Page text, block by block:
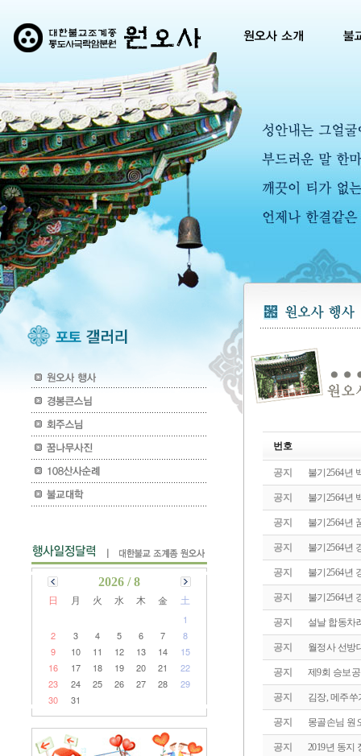
2026 / 8
日 月 火 水 木 金 土
1
2
3 4 5 6 7
8
9
10 11 12 13 14
15
16
17 18 19 20 21
22
23
24 25 26 27 28
29
30
31
번호
공지 불기2564년
공지 불기2564년
공지 불기2564년
공지 불기2564년
공지 불기2564년
공지 불기2564년
공지 설날 합동차
공지 월정사 선방
공지 제9회 승보
공지 김장, 메주
공지 몽골손님 원
공지 2019년 동지